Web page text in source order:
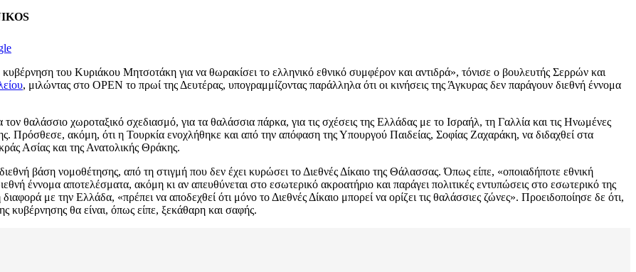
κυβέρνηση του Κυριάκου Μητσοτάκη για να θωρακίσει το ελληνικό εθνικό συμφέρον και αντιδρά», τόνισε ο βουλευτής Σερρών και
, μιλώντας στο OPEN το πρωί της Δευτέρας, υπογραμμίζοντας παράλληλα ότι οι κινήσεις της Άγκυρας δεν παράγουν διεθνή έννομα
θαλάσσιο χωροταξικό σχεδιασμό, για τα θαλάσσια πάρκα, για τις σχέσεις της Ελλάδας με το Ισραήλ, τη Γαλλία και τις Ηνωμένες
Πρόσθεσε, ακόμη, ότι η Τουρκία ενοχλήθηκε και από την απόφαση της Υπουργού Παιδείας, Σοφίας Ζαχαράκη, να διδαχθεί στα
Ασίας και της Ανατολικής Θράκης.
βάση νομοθέτησης, από τη στιγμή που δεν έχει κυρώσει το Διεθνές Δίκαιο της Θάλασσας. Όπως είπε, «οποιαδήποτε εθνική
έννομα αποτελέσματα, ακόμη κι αν απευθύνεται στο εσωτερικό ακροατήριο και παράγει πολιτικές εντυπώσεις στο εσωτερικό της
με την Ελλάδα, «πρέπει να αποδεχθεί ότι μόνο το Διεθνές Δίκαιο μπορεί να ορίζει τις θαλάσσιες ζώνες». Προειδοποίησε δε ότι,
κυβέρνησης θα είναι, όπως είπε, ξεκάθαρη και σαφής.